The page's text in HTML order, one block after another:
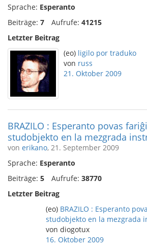
Sprache: Esperanto
Beiträge: 7 Aufrufe: 41215
Letzter Beitrag
(eo) ligilo por traduko
von russ
21. Oktober 2009
BRAZILO : Esperanto povas
studobjekto en la mezgrada
von erikano, 21. September 2009
Sprache: Esperanto
Beiträge: 5 Aufrufe: 38770
Letzter Beitrag
(eo) BRAZILO : Esperanto
studobjekto en la mezgrada
von diogotux
16. Oktober 2009